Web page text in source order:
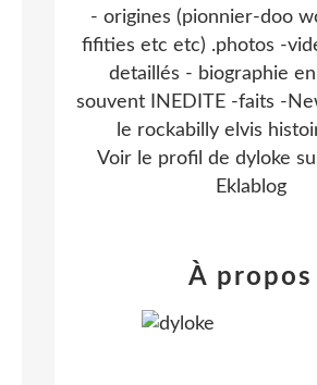
- origines (pionnier-doo
fifities etc etc) .photos -
detaillés - biographie
souvent INEDITE -faits -
le rockabilly elvis
Voir le profil de dyloke
Eklablog
À propos